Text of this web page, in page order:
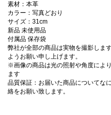
素材：本革
カラー：写真どおり
サイズ：31cm
新品 未使用品
付属品 保存袋
弊社が全部の商品は実物を撮影しま
ようお願い申し上げます。
※画像の商品は光の照射や角度によ
ます
品質保証：お届いた商品についてな
絡をお願い致します。